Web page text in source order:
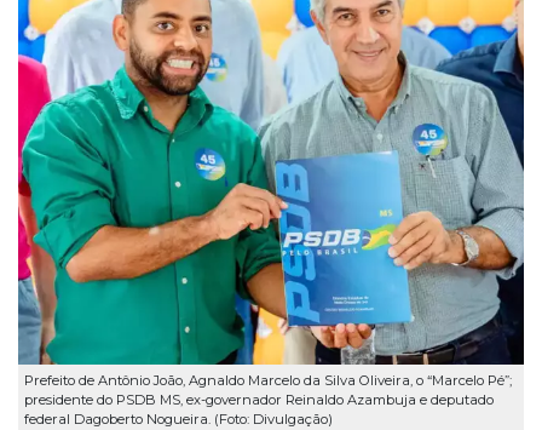
Prefeito de Antônio João, Agnaldo Marcelo da Silva Oliveira, o “Marcelo Pé”;
presidente do PSDB MS, ex-governador Reinaldo Azambuja e deputado
federal Dagoberto Nogueira. (Foto: Divulgação)